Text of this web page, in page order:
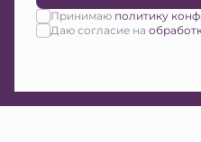
Принимаю политику
Даю согласие на